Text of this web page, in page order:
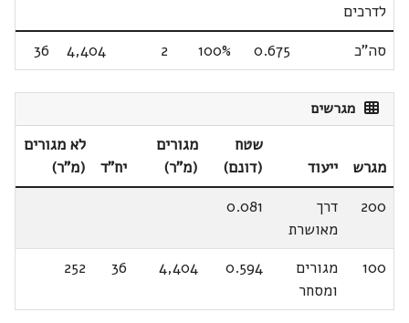
לדרכים
סה"כ 0.675
100%
2
4,404
36
מגרשים
מגרש ייעוד
שטח
(דונם)
מגורים
(מ"ר)
יח"ד
לא מגורים
(מ"ר)
200
דרך
מאושרת
0.081
100
מגורים
ומסחר
0.594
4,404
36
252